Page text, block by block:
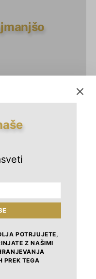
POTRJUJETE,
Z NAŠIMI
PREK TEGA